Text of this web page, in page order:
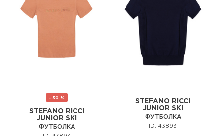
- 30 %
STEFANO RICCI
JUNIOR SKI
ФУТБОЛКА
STEFANO RICCI
JUNIOR SKI
ФУТБОЛКА
ID: 43893